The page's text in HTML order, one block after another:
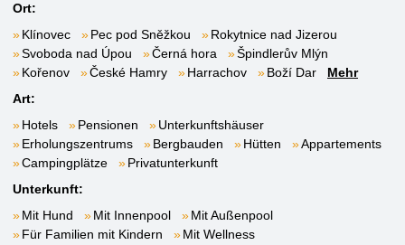
Ort:
Klínovec
Pec pod Sněžkou
Rokytnice nad Jizerou
Svoboda nad Úpou
Černá hora
Špindlerův Mlýn
Kořenov
České Hamry Harrachov Boží Dar
Mehr
Art:
Hotels
Pensionen
Unterkunftshäuser
Erholungszentrums
Bergbauden Hütten
Appartements
Campingplätze
Privatunterkunft
Unterkunft:
Mit Hund
Mit Innenpool
Mit Außenpool
Für Familien mit Kindern
Mit Wellness